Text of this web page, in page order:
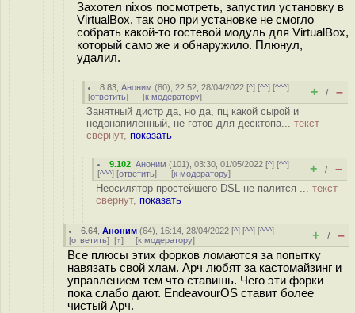
Захотел nixos посмотреть, запустил установку в
VirtualBox, так оно при установке не смогло
собрать какой-то гостевой модуль для VirtualBox,
который само же и обнаружило. Плюнул,
удалил.
8.83 ,Аноним (80), 22:52, 28/04/2022 [^] [^^] [^^^]
[ответить] [к модератору] + / –
Занятный дистр да, но да, пц какой сырой и
недонапиленный, не готов для десктопа... текст
свёрнут, показать
9.102 ,Аноним (101), 03:30, 01/05/2022 [^] [^^]
[^^^] [ответить] [к модератору] + / –
Неосилятор простейшего DSL не палится ... текст
свёрнут, показать
6.64 ,Аноним (64), 16:14, 28/04/2022 [^] [^^] [^^^]
[ответить] [↑] [к модератору] + / –
Все плюсы этих форков ломаются за попытку
навязать свой хлам. Арч любят за кастомайзинг и
управлением тем что ставишь. Чего эти форки
пока слабо дают. EndeavourOS ставит более
чистый Арч.